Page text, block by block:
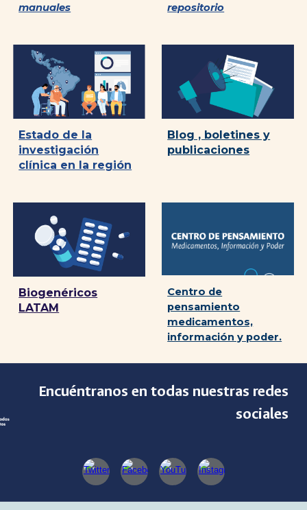
manuales
repositorio
Estado de la
investigación
clínica en la región
Blog , boletines y
publicaciones
Biogenéricos
LATAM
Centro de
pensamiento
medicamentos,
información y poder.
Encuéntranos en todas nuestras redes
sociales